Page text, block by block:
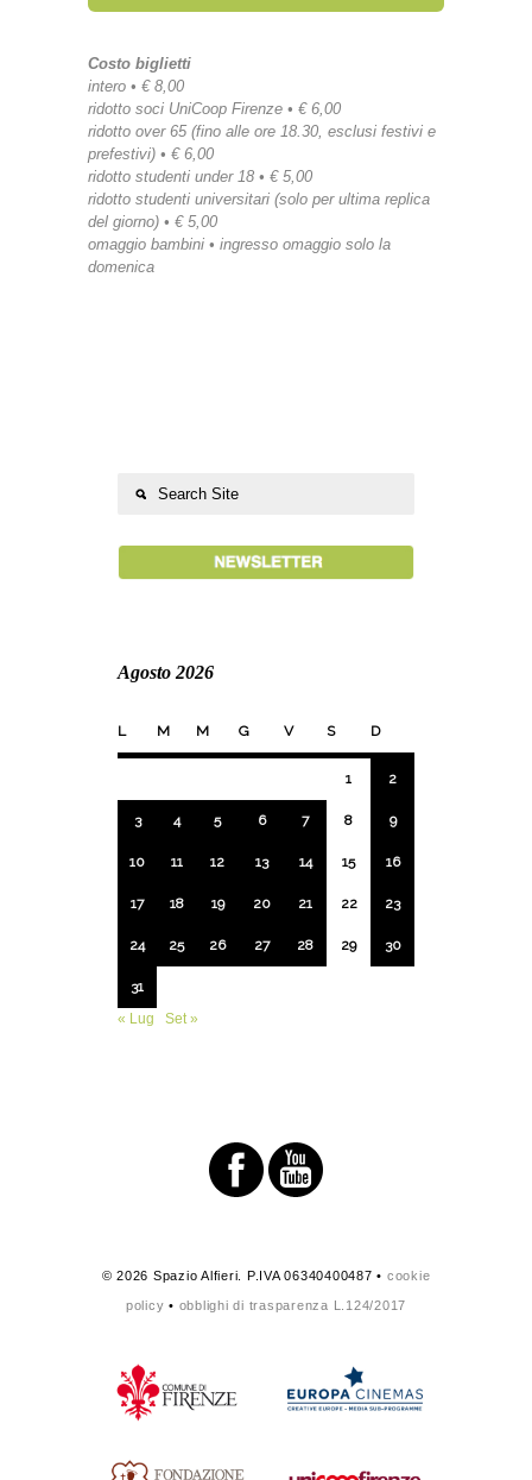
Costo biglietti
intero • € 8,00
ridotto soci UniCoop Firenze • € 6,00
ridotto over 65 (fino alle ore 18.30, esclusi festivi e
prefestivi) • € 6,00
ridotto studenti under 18 • € 5,00
ridotto studenti universitari (solo per ultima replica
del giorno) • € 5,00
omaggio bambini • ingresso omaggio solo la
domenica
Agosto 2026
L M M G V S D
1 2
3 4 5 6 7 8 9
10 11 12 13 14 15 16
17 18 19 20 21 22 23
24 25 26 27 28 29 30
31
« Lug
Set »
© 2026 Spazio Alfieri. P.IVA 06340400487 • cookie
policy • obblighi di trasparenza L.124/2017